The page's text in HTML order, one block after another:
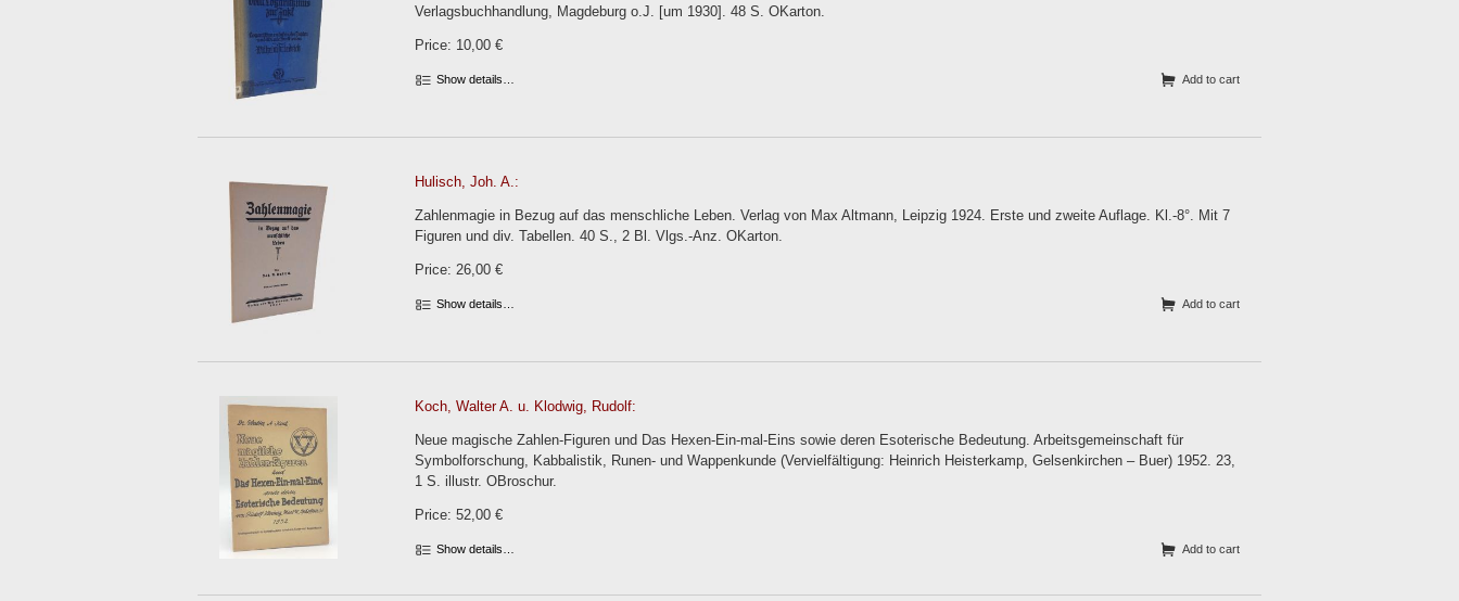
Verlagsbuchhandlung, Magdeburg o.J. [um 1930]. 48 S. OKarton.
Price: 10,00 €
Show details… Add to cart
Hulisch, Joh. A.:
Zahlenmagie in Bezug auf das menschliche Leben. Verlag von Max Altmann, Leipzig 1924. Erste und zweite Auflage. Kl.-8°. Mit 7
Figuren und div. Tabellen. 40 S., 2 Bl. Vlgs.-Anz. OKarton.
Price: 26,00 €
Show details… Add to cart
Koch, Walter A. u. Klodwig, Rudolf:
Neue magische Zahlen-Figuren und Das Hexen-Ein-mal-Eins sowie deren Esoterische Bedeutung. Arbeitsgemeinschaft für
Symbolforschung, Kabbalistik, Runen- und Wappenkunde (Vervielfältigung: Heinrich Heisterkamp, Gelsenkirchen – Buer) 1952. 23,
1 S. illustr. OBroschur.
Price: 52,00 €
Show details… Add to cart